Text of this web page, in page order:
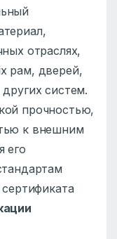
отраслях,
рам, дверей,
систем.
прочностью,
к внешним
его